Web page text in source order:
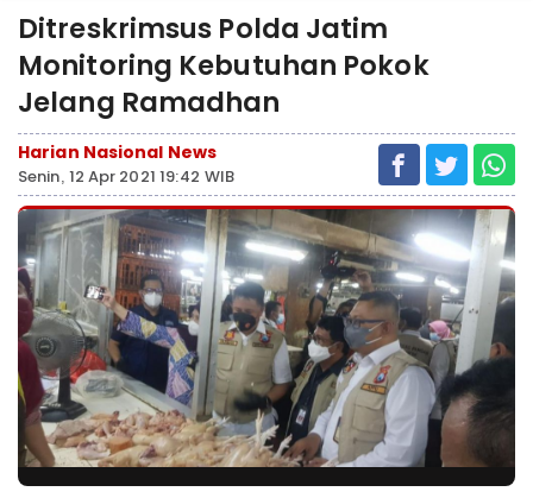
Ditreskrimsus Polda Jatim
Monitoring Kebutuhan Pokok
Jelang Ramadhan
Harian Nasional News
Senin, 12 Apr 2021 19:42 WIB